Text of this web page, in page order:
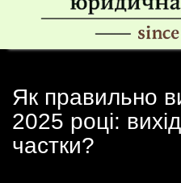
Як правильно
2025 році:
частки?